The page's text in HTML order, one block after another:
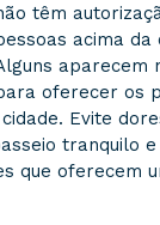
têm
acima
aparecem
oferecer os
Evite
tranquilo
que oferecem